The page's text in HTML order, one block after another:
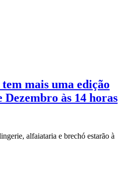
mais uma edição
Dezembro às 14 horas
alfaiataria e brechó estarão à